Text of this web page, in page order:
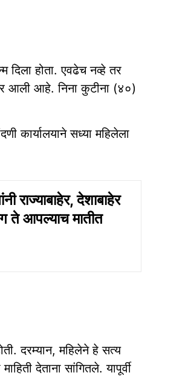
दिला होता. एवढेच नव्हे तर
आली आहे. निना कुटीना (४०)
कार्यालयाने सध्या महिलेला
राज्याबाहेर, देशाबाहेर
ते आपल्याच मातीत
दरम्यान, महिलेने हे सत्य
देताना सांगितले. यापूर्वी